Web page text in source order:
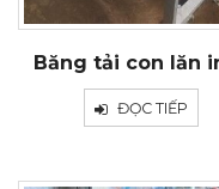
Băng tải con lăn
ĐỌC TIẾP